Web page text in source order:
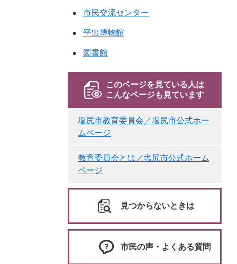
市民交流センター
平出博物館
図書館
このページを見ている人は
こんなページも見ています
塩尻市教育委員会／塩尻市公式ホー
ムページ
教育委員会とは／塩尻市公式ホーム
ページ
見つからないときは
市民の声・よくある質問